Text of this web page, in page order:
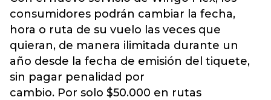
consumidores podrán cambiar la fecha,
hora o ruta de su vuelo las veces que
quieran, de manera ilimitada durante un
año desde la fecha de emisión del tiquete,
sin pagar penalidad por
cambio. Por solo $50.000 en rutas